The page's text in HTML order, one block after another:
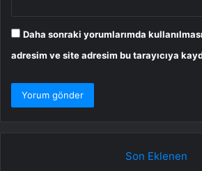
Daha sonraki yorumlarımda
adresim ve site adresim bu tarayıcıya
Son Eklenen